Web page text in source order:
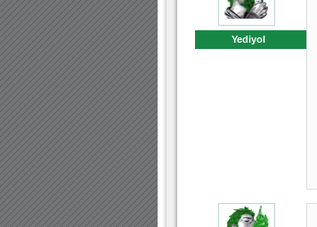
Yediyol